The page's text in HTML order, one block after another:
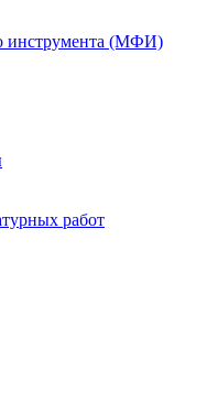
инструмента (МФИ)
работ